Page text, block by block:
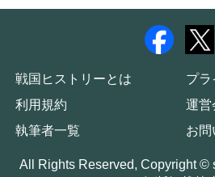
戦国ヒストリーとは
プラ
利用規約
運営
執筆者一覧
お問
All Rights Reserved, Copyright ©